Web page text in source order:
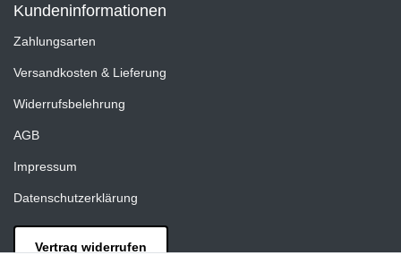
Kundeninformationen
Zahlungsarten
Versandkosten & Lieferung
Widerrufsbelehrung
AGB
Impressum
Datenschutzerklärung
Vertrag widerrufen